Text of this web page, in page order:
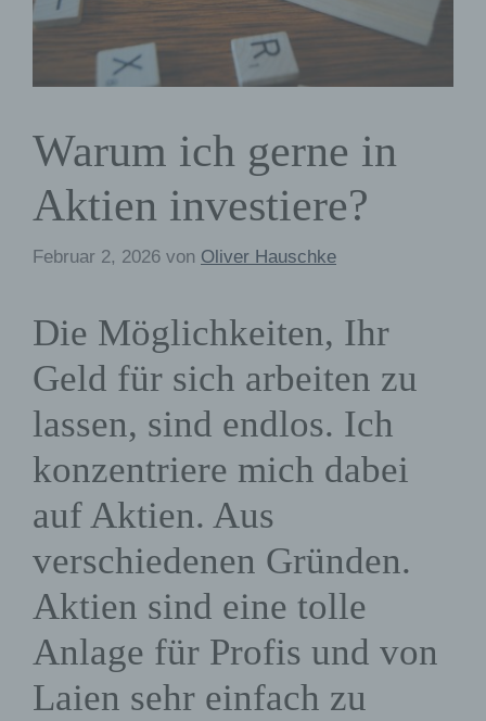
Warum ich gerne in
Aktien investiere?
Februar 2, 2026 von Oliver Hauschke
Die Möglichkeiten, Ihr
Geld für sich arbeiten zu
lassen, sind endlos. Ich
konzentriere mich dabei
auf Aktien. Aus
verschiedenen Gründen.
Aktien sind eine tolle
Anlage für Profis und von
Laien sehr einfach zu